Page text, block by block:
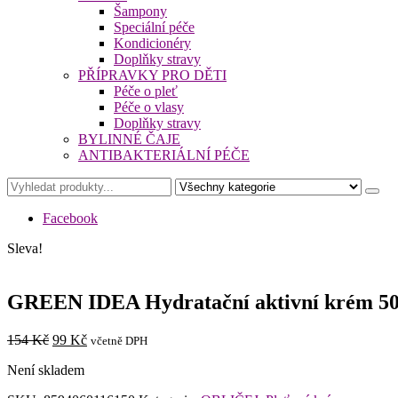
Šampony
Speciální péče
Kondicionéry
Doplňky stravy
PŘÍPRAVKY PRO DĚTI
Péče o pleť
Péče o vlasy
Doplňky stravy
BYLINNÉ ČAJE
ANTIBAKTERIÁLNÍ PÉČE
Facebook
Sleva!
GREEN IDEA Hydratační aktivní krém
154Kč Původní
byla:
99 KčAktuální
včetně DPH
Není skladem